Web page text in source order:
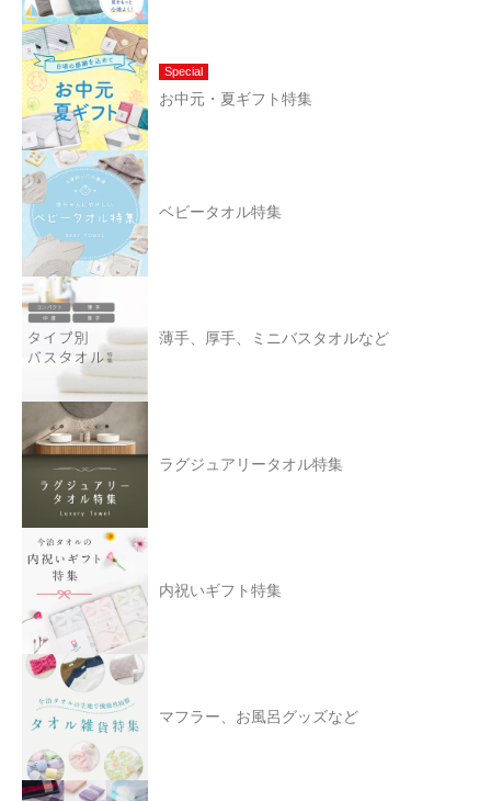
Special
お中元・夏ギフト特集
ベビータオル特集
薄手、厚手、ミニバスタオルなど
ラグジュアリータオル特集
内祝いギフト特集
マフラー、お風呂グッズなど